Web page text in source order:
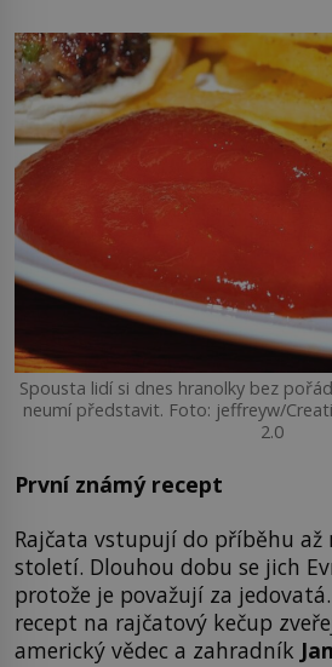
Spousta lidí si dnes hranolky bez
neumí představit. Foto: jeffreyw/
2.0
První známý recept
Rajčata vstupují do příběhu až
století. Dlouhou dobu se jich
protože je považují za
recept na rajčatový kečup
americký vědec a zahradník